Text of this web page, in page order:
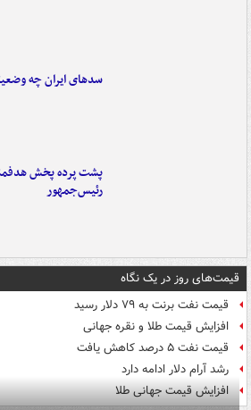
سدهای ایران چه
پشت پرده پخش
رئیس‌جمهور
قیمت‌های روز در یک نگاه
قیمت نفت برنت به ۷۹ دلار رسید
افزایش قیمت طلا و نقره جهانی
قیمت نفت ۵ درصد کاهش یافت
رشد آرام دلار ادامه دارد
افزایش قیمت جهانی طلا